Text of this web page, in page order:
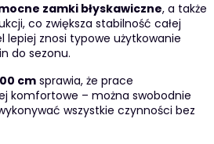
zamki błyskawiczne, a także
co zwiększa stabilność całej
lepiej znosi typowe użytkowanie
do sezonu.
cmsprawia, że prace
komfortowe – można swobodnie
wszystkie czynności bez